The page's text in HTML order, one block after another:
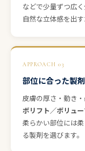
などで少量ずつ広
自然な立体感を出
APPROACH 03
部位に合った製
皮膚の厚さ・動き・
ボリフト／ボリュ
柔らかい部位には
る製剤を選びます。